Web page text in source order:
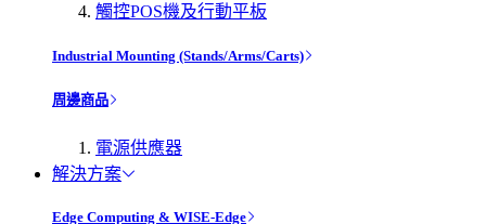
觸控POS機及行動平板
Industrial Mounting (Stands/Arms/Carts)
周邊商品
電源供應器
解決方案
Edge Computing & WISE-Edge